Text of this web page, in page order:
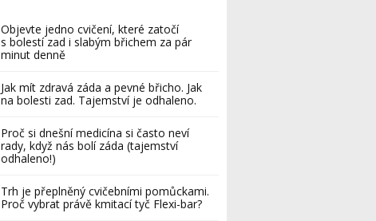
Objevte jedno cvičení, které zatočí
s bolestí zad i slabým břichem za pár
minut denně
Jak mít zdravá záda a pevné břicho. Jak
na bolesti zad. Tajemství je odhaleno.
Proč si dnešní medicína si často neví
rady, když nás bolí záda (tajemství
odhaleno!)
Trh je přeplněný cvičebními pomůckami.
Proč vybrat právě kmitací tyč Flexi-bar?